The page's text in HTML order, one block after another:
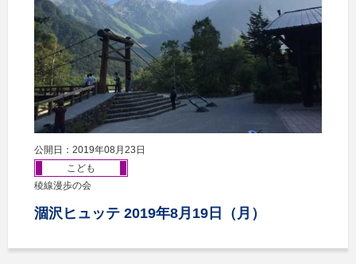
公開日：2019年08月23日
こども
稜線漫歩の会
涸沢ヒュッテ 2019年8月19日（月）